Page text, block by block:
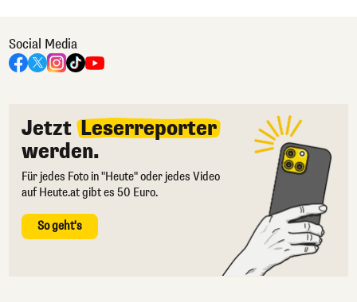
Social Media
Jetzt Leserreporter
werden.
Für jedes Foto in "Heute" oder jedes Video
auf Heute.at gibt es 50 Euro.
So geht's